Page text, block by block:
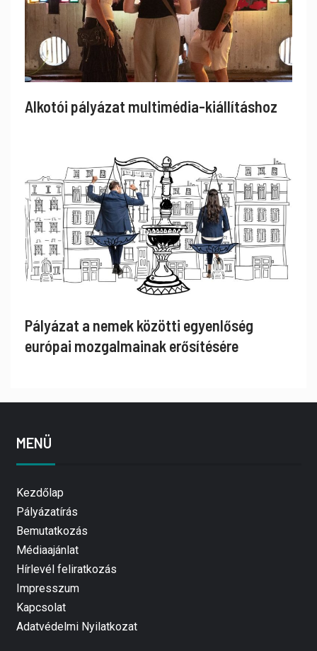
Alkotói pályázat multimédia-kiállításhoz
Pályázat a nemek közötti egyenlőség
európai mozgalmainak erősítésére
MENÜ
Kezdőlap
Pályázatírás
Bemutatkozás
Médiaajánlat
Hírlevél feliratkozás
Impresszum
Kapcsolat
Adatvédelmi Nyilatkozat